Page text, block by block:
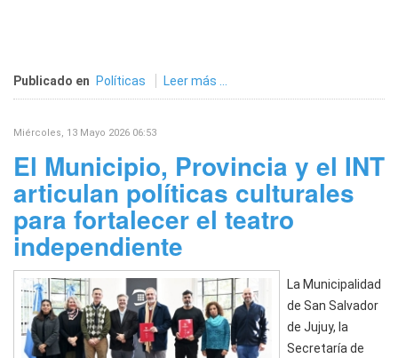
Publicado en Políticas Leer más ...
Miércoles, 13 Mayo 2026 06:53
El Municipio, Provincia y el INT
articulan políticas culturales
para fortalecer el teatro
independiente
La Municipalidad
de San Salvador
de Jujuy, la
Secretaría de